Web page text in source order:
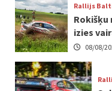
Rallijs
izies
08/08/